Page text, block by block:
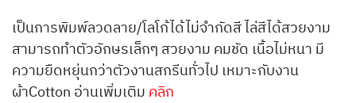
เป็นการพิมพ์ลวดลาย/โลโก้ได้ไม่จำกัดสี ไล่สีได้สวยงาม
สามารถทำตัวอักษรเล็กๆ สวยงาม คมชัด เนื้อไม่หนา มี
ความยืดหยุ่นกว่าตัวงานสกรีนทั่วไป เหมาะกับงาน
ผ้าCotton อ่านเพิ่มเติม คลิก